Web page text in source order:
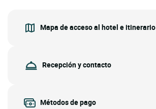
Mapa de acceso al hotel e itinerario
Recepción y contacto
Métodos de pago